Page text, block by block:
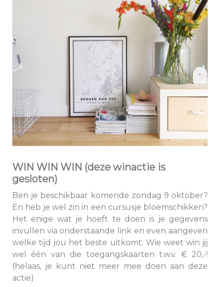
WIN WIN WIN (deze winactie is
gesloten)
Ben je beschikbaar komende zondag 9 oktober?
En heb je wel zin in een cursusje bloemschikken?
Het enige wat je hoeft te doen is je gegevens
invullen via onderstaande link en even aangeven
welke tijd jou het beste uitkomt. Wie weet win jij
wel één van die toegangskaarten t.w.v. € 20,-!
(helaas, je kunt niet meer mee doen aan deze
actie)